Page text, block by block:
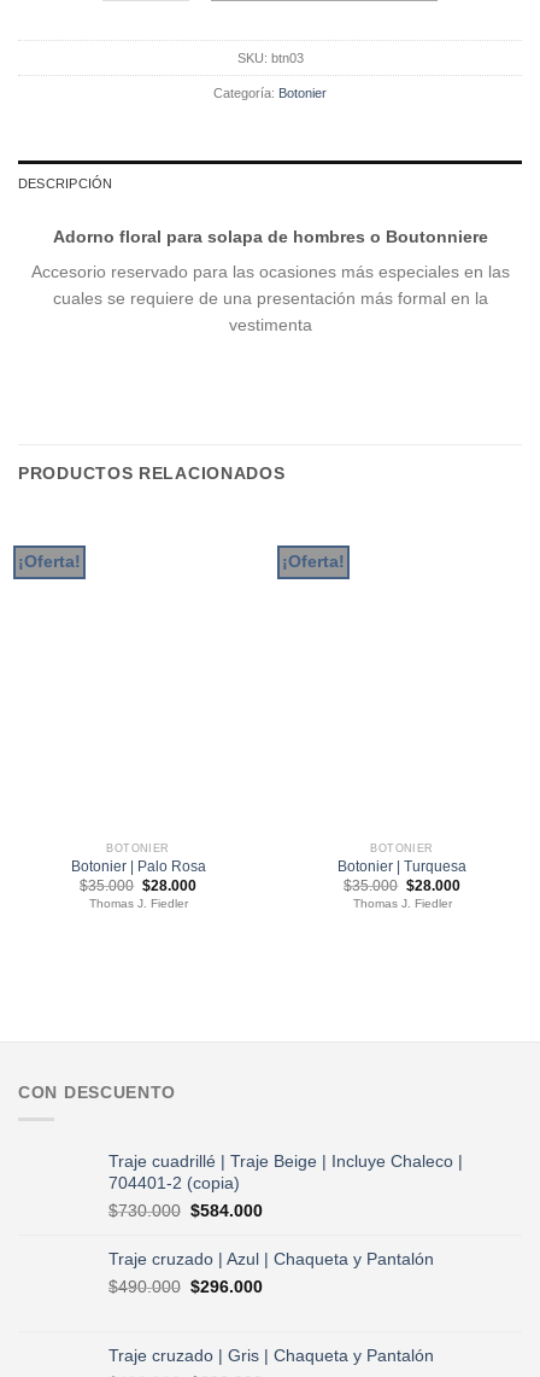
SKU: btn03
Categoría: Botonier
DESCRIPCIÓN
Adorno floral para solapa de hombres o Boutonniere
Accesorio reservado para las ocasiones más especiales en las
cuales se requiere de una presentación más formal en la
vestimenta
PRODUCTOS RELACIONADOS
¡Oferta!
BOTONIER
Botonier | Palo Rosa
$35.000 El
precio
original
$28.000El
Thomas J. Fiedler
¡Oferta!
BOTONIER
Botonier | Turquesa
$35.000 El
precio
original
$28.000El
Thomas J. Fiedler
CON DESCUENTO
Traje cuadrillé | Traje Beige | Incluye Chaleco |
704401-2 (copia)
$730.000 El
original
era:
$730.000.
$584.000El
actual
es:
$584.000.
Traje cruzado | Azul | Chaqueta y Pantalón
$490.000 El
era:
$490.000.
$296.000El
es:
$296.000.
Traje cruzado | Gris | Chaqueta y Pantalón